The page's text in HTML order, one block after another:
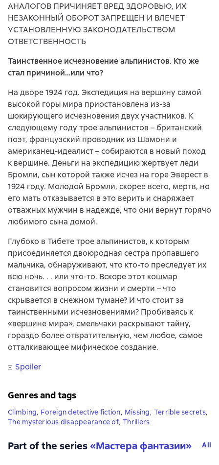
АНАЛОГОВ ПРИЧИНЯЕТ ВРЕД ЗДОРОВЬЮ, ИХ
НЕЗАКОННЫЙ ОБОРОТ ЗАПРЕЩЕН И ВЛЕЧЕТ
УСТАНОВЛЕННУЮ ЗАКОНОДАТЕЛЬСТВОМ
ОТВЕТСТВЕННОСТЬ
Таинственное исчезновение альпинистов. Кто же
стал причиной…или что?
На дворе 1924 год. Экспедиция на вершину самой
высокой горы мира приостановлена из-за
шокирующего исчезновения двух участников. К
следующему году трое альпинистов – британский
поэт, французский проводник из Шамони и
американец-идеалист – собираются в новый поход
к вершине. Деньги на экспедицию жертвует леди
Бромли, сын которой также исчез на горе Эверест в
1924 году. Молодой Бромли, скорее всего, мертв, но
его мать отказывается в это верить и снаряжает
отважных мужчин в надежде, что они вернут горячо
любимого сына домой.
Глубоко в Тибете трое альпинистов, к которым
присоединяется двоюродная сестра пропавшего
мальчика, обнаруживают, что кто-то преследует их
всю ночь. . . или что-то. Вскоре этот кошмар
становится вопросом жизни и смерти – что
скрывается в снежном тумане? И что стоит за
таинственными исчезновениями? Пробиваясь к
«вершине мира», смельчаки раскрывают тайну,
гораздо более отвратительную, чем любое, самое
отталкивающее мифическое создание.
Spoiler
Genres and tags
Climbing, Foreign detective fiction, Missing, Terrible secrets,
The mysterious disappearance of, Thrillers
Part of the series«Мастера фантазии» All